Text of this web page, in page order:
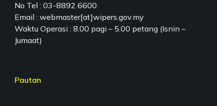
No Tel : 03-8892 6600
Email : webmaster[at]wipers.gov.my
Waktu Operasi : 8.00 pagi – 5.00 petang (Isnin –
Jumaat)
Pautan